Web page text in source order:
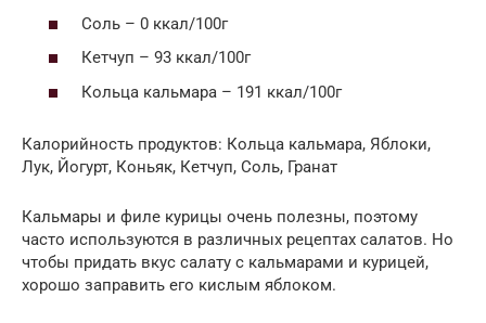
Соль – 0 ккал/100г
Кетчуп – 93 ккал/100г
Кольца кальмара – 191 ккал/100г
Калорийность продуктов: Кольца кальмара, Яблоки,
Лук, Йогурт, Коньяк, Кетчуп, Соль, Гранат
Кальмары и филе курицы очень полезны, поэтому
часто используются в различных рецептах салатов. Но
чтобы придать вкус салату с кальмарами и курицей,
хорошо заправить его кислым яблоком.